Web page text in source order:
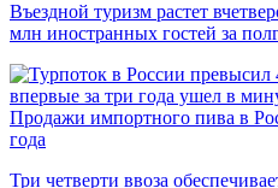
Въездной туризм растет
млн иностранных гостей за
Продажи импортного пива в
года
Три четверти ввоза